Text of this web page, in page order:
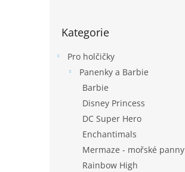
kategorie
Kategorie
Pro holčičky
Panenky a Barbie
Barbie
Disney Princess
DC Super Hero
Enchantimals
Mermaze - mořské panny
Rainbow High